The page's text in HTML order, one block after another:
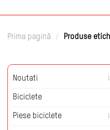
Prima pagină / Produse
Noutati
Biciclete
Piese biciclete